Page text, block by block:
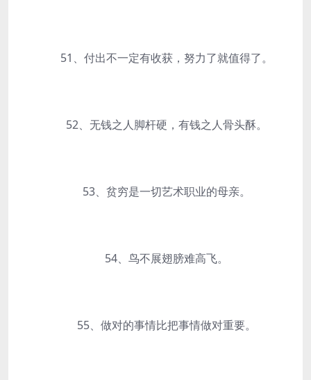
51、付出不一定有收获，努力了就值得了。
52、无钱之人脚杆硬，有钱之人骨头酥。
53、贫穷是一切艺术职业的母亲。
54、鸟不展翅膀难高飞。
55、做对的事情比把事情做对重要。